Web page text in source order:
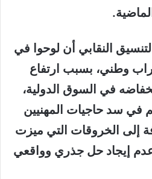
النقابي أن لوحوا في
وطني، بسبب ارتفاع
في السوق الدولية،
في سد حاجيات المهنيين
إلى الخروقات التي ميزت
إيجاد حل جذري وواقعي